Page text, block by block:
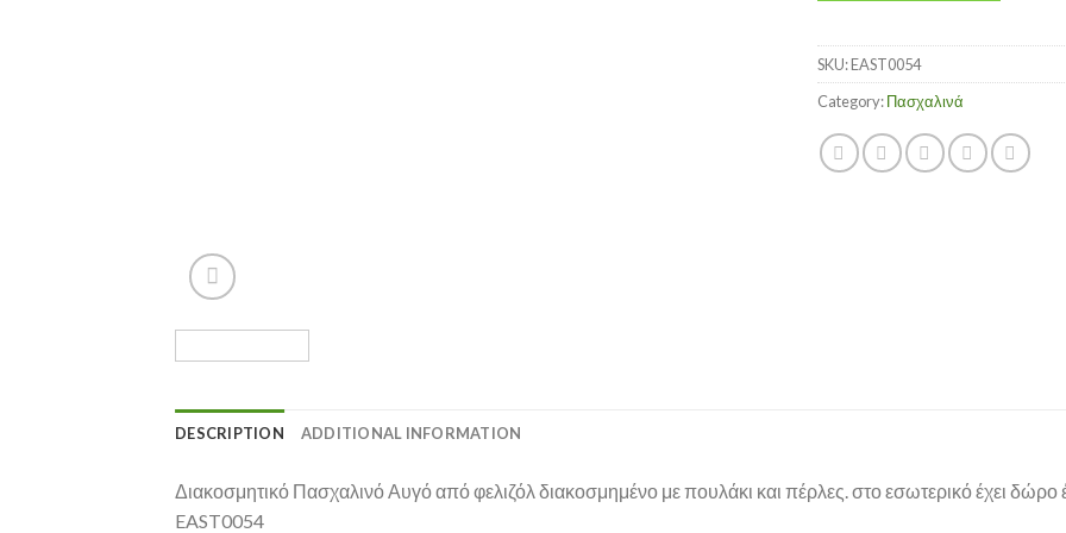
SKU:EAST0054
Category:Πασχαλινά
DESCRIPTION ADDITIONAL INFORMATION
Διακοσμητικό Πασχαλινό Αυγό από φελιζόλ διακοσμημένο με πουλάκι και πέρλες. στο εσωτερικό έχει δώρο
EAST0054